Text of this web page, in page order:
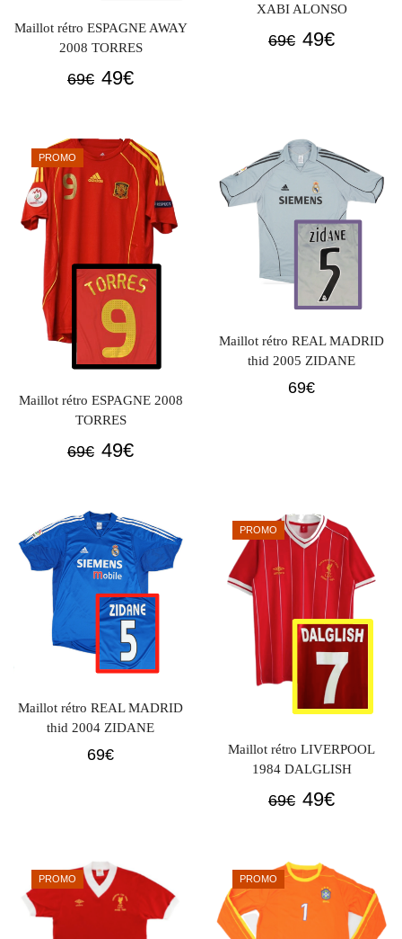
Maillot rétro ESPAGNE AWAY
2008 TORRES
69€ Le
était :
69€.
49€Le
est :
49€.
XABI ALONSO
69€ Le
49€Le
PROMO
Maillot rétro ESPAGNE 2008
TORRES
69€ Le
était :
69€.
49€Le
est :
49€.
Maillot rétro REAL MADRID
thid 2005 ZIDANE
69€
Maillot rétro REAL MADRID
thid 2004 ZIDANE
69€
PROMO
Maillot rétro LIVERPOOL
1984 DALGLISH
69€ Le
était :
69€.
49€Le
est :
49€.
PROMO PROMO